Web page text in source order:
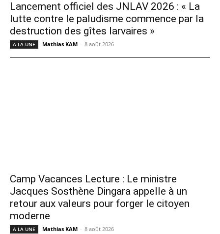
Lancement officiel des JNLAV 2026 : « La
lutte contre le paludisme commence par la
destruction des gîtes larvaires »
A LA UNE Mathias KAM - 8 août 2026
Camp Vacances Lecture : Le ministre
Jacques Sosthène Dingara appelle à un
retour aux valeurs pour forger le citoyen
moderne
A LA UNE Mathias KAM - 8 août 2026